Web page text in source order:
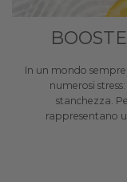
In un mondo
numerosi
stanchezza.
rappresentano